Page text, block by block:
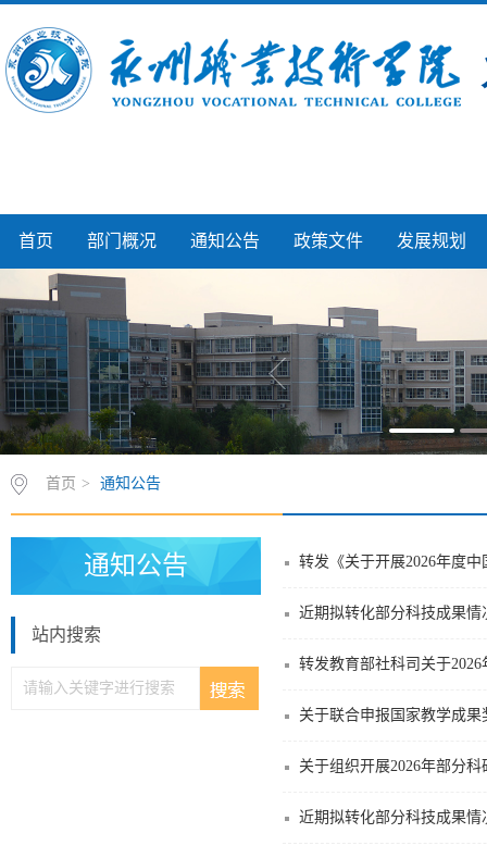
首页 部门概况 通知公告 政策文件 发展规划
首页 > 通知公告
通知公告
站内搜索
转发《关于开展2026年度
近期拟转化部分科技成果情
转发教育部社科司关于
关于联合申报国家教学成果
关于组织开展2026年部分
近期拟转化部分科技成果情